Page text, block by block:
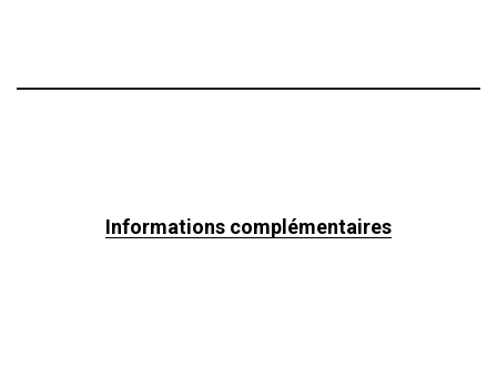
Informations complémentaires